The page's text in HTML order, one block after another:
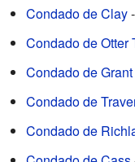
Condado de Clay
Condado de Otter
Condado de Grant
Condado de
Condado de